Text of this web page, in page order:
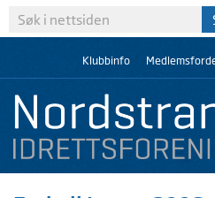
Klubbinfo